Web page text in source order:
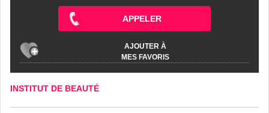
APPELER
AJOUTER À
MES FAVORIS
INSTITUT DE BEAUTÉ